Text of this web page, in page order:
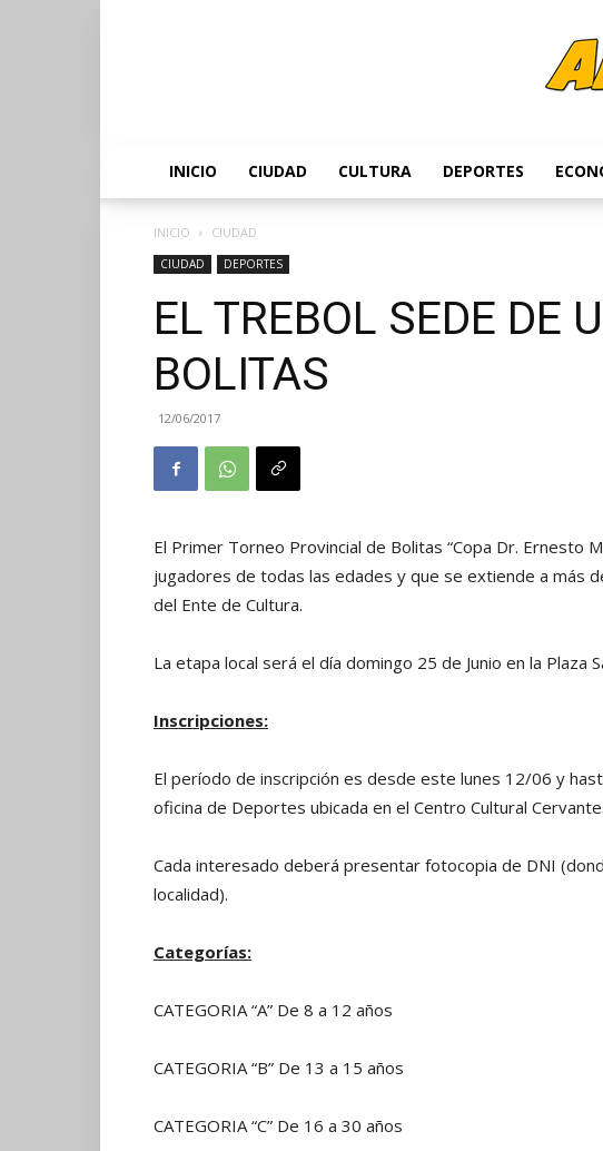
INICIO CIUDAD CULTURA DEPORTES
INICIO CIUDAD
CIUDAD DEPORTES
EL TREBOL SEDE DE
BOLITAS
12/06/2017
El Primer Torneo Provincial de Bolitas “Copa Dr. Ernesto
jugadores de todas las edades y que se extiende a más
del Ente de Cultura.
La etapa local será el día domingo 25 de Junio en la Plaza
Inscripciones:
El período de inscripción es desde este lunes 12/06 y
oficina de Deportes ubicada en el Centro Cultural
Cada interesado deberá presentar fotocopia de DNI
localidad).
Categorías:
CATEGORIA “A” De 8 a 12 años
CATEGORIA “B” De 13 a 15 años
CATEGORIA “C” De 16 a 30 años